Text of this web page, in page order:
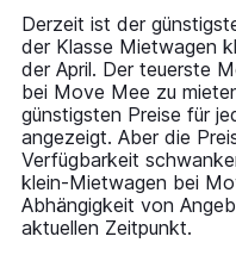
14
categories.
The
chart
has
1
Y
axis
displaying
values.
Range:
Derzeit ist der
der Klasse Mietwagen
der April. Der teuerste
bei Move Mee zu
günstigsten Preise für
angezeigt. Aber die
Verfügbarkeit
klein-Mietwagen bei
Abhängigkeit von
aktuellen Zeitpunkt.